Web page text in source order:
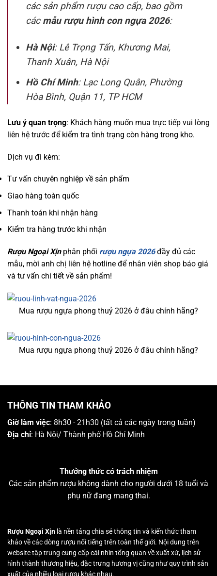
các sản phẩm rượu cao cấp, bao gồm
cácmẫu rượu hình con ngựa 2026:
Hà Nội: Lê Trọng Tấn, Khương Mai,
Thanh Xuân, Hà Nội
Hồ Chí Minh: Lạc Long Quân, Phường
Hòa Bình, Quận 11, TP HCM
Lưu ý quan trọng: Khách hàng muốn mua trực tiếp vui lòng
liên hệ trước để kiểm tra tình trạng còn hàng trong kho.
Dịch vụ đi kèm:
Tư vấn chuyên nghiệp về sản phẩm
Giao hàng toàn quốc
Thanh toán khi nhận hàng
Kiểm tra hàng trước khi nhận
Rượu Ngoại Xịnphân phối rượu ngựa 2026đầy đủ các
mẫu, mời anh chị liên hệ hotline để nhân viên shop báo giá
và tư vấn chi tiết về sản phẩm!
Mua rượu ngựa phong thuỷ 2026 ở đâu chính hãng?
Mua rượu ngựa phong thuỷ 2026 ở đâu chính hãng?
THÔNG TIN THAM KHẢO
Giờ làm việc: 8h30 - 21h30 (tất cả các ngày trong tuần)
Địa chỉ: Hà Nội/ Thành phố Hồ Chí Minh
Thưởng thức có trách nhiệm
Các sản phẩm rượu không dành cho người dưới 18 tuổi và
phụ nữ đang mang thai.
Rượu Ngoại Xịn là nền tảng chia sẻ thông tin và kiến thức tham
khảo về các dòng rượu nổi tiếng trên toàn thế giới. Nội dung trên
website tập trung cung cấp cái nhìn tổng quan về xuất xứ, lịch sử
hình thành thương hiệu, đặc trưng hương vị cũng như quy trình sản
xuất của nhiều loại rượu khác nhau.